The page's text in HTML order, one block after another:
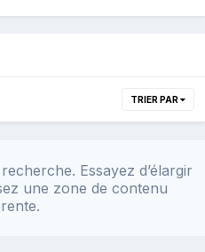
TRIER PAR
Essayez d’élargir
une zone de contenu